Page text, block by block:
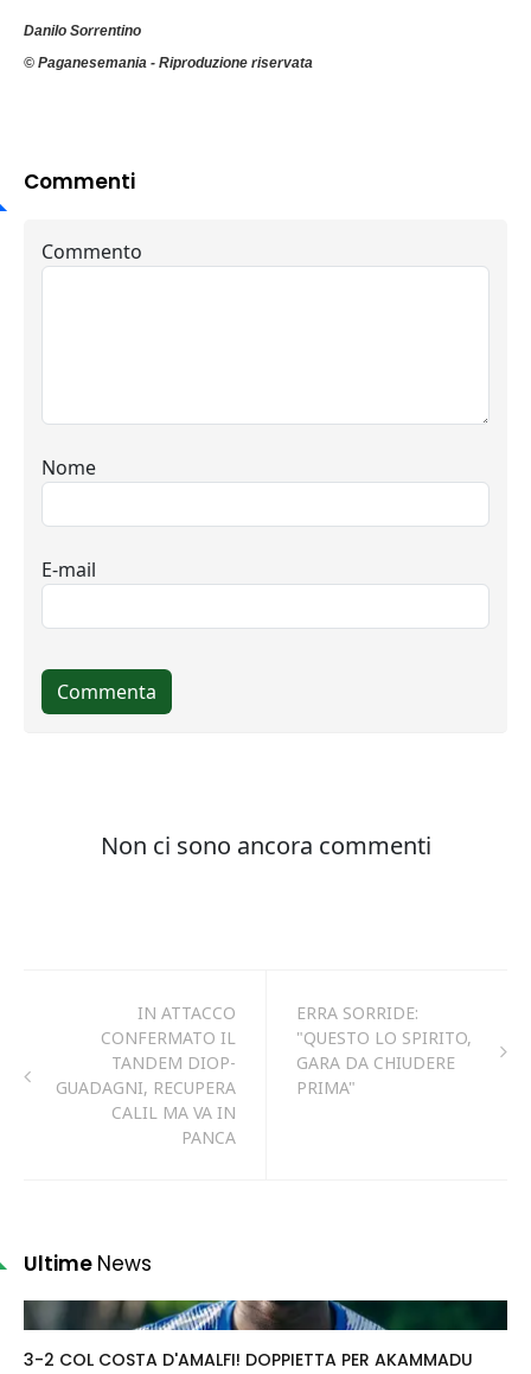
Danilo Sorrentino
© Paganesemania - Riproduzione riservata
Commenti
IN ATTACCO
CONFERMATO IL
TANDEM DIOP-
GUADAGNI, RECUPERA
CALIL MA VA IN
PANCA
ERRA SORRIDE:
"QUESTO LO SPIRITO,
GARA DA CHIUDERE
PRIMA"
Ultime News
3-2 COL COSTA D'AMALFI! DOPPIETTA PER AKAMMADU